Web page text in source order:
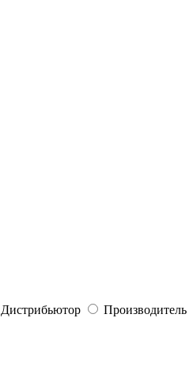
Дистрибьютор
Производитель